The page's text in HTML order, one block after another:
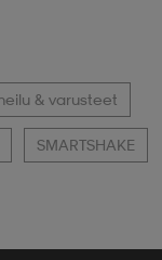
& varusteet
SMARTSHAKE